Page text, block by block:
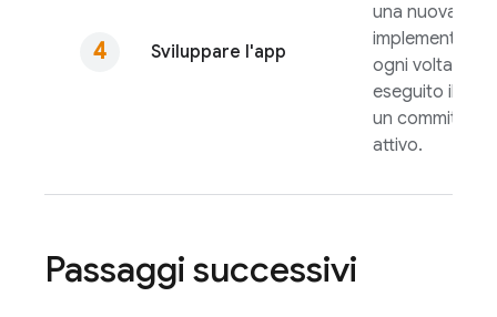
Sviluppare l'app
una nuova
ogni volta che
eseguito il
un commit al
attivo.
Passaggi successivi